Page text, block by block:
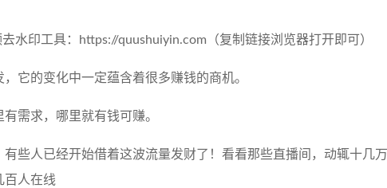
水印工具：https://quushuiyin.com（复制链接浏览器打开即可）
它的变化中一定蕴含着很多赚钱的商机。
需求，哪里就有钱可赚。
些人已经开始借着这波流量发财了！看看那些直播间，动辄十几万
百人在线